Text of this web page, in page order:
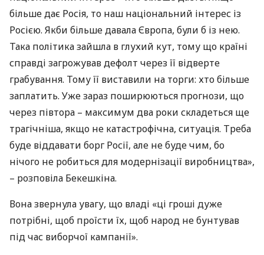
більше дає Росія, то наш національний інтерес із
Росією. Якби більше давала Європа, були б із нею.
Така політика зайшла в глухий кут, тому що країні
справді загрожував дефолт через її відверте
грабування. Тому її виставили на торги: хто більше
заплатить. Уже зараз поширюються прогнози, що
через півтора – максимум два роки складеться ще
трагічніша, якщо не катастрофічна, ситуація. Треба
буде віддавати борг Росії, але не буде чим, бо
нічого не робиться для модернізації виробництва»,
– розповіла Бекешкіна.
Вона звернула увагу, що владі «ці гроші дуже
потрібні, щоб проїсти їх, щоб народ не бунтував
під час виборчої кампанії».